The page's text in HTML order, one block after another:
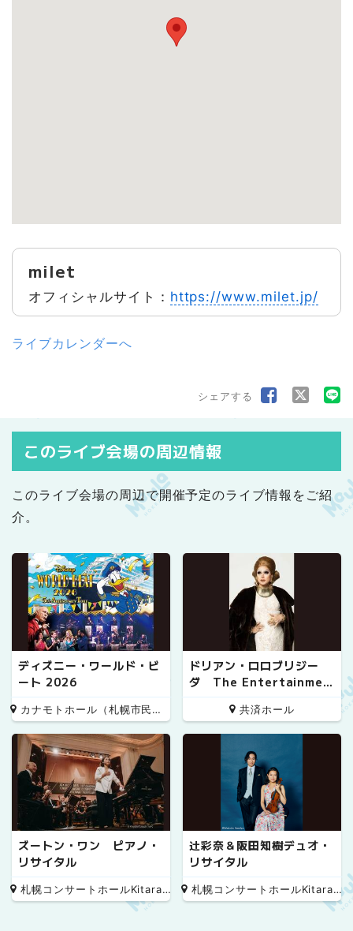
milet
オフィシャルサイト： https://www.milet.jp/
ライブカレンダーへ
シェアする
このライブ会場の周辺情報
このライブ会場の周辺で開催予定のライブ情報をご紹
介。
ディズニー・ワールド・ビ
ート 2026
カナモトホール（札幌市民ホール）
ドリアン・ロロブリジー
ダ The Entertainmen
t!! 20th Anniversary S
共済ホール
ズートン・ワン ピアノ・
リサイタル
札幌コンサートホールKitara 小ホール
辻彩奈＆阪田知樹デュオ・
リサイタル
札幌コンサートホールKitara 小ホール